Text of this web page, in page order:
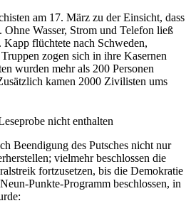
am 17. März zu der Einsicht, dass
Ohne Wasser, Strom und Telefon ließ
flüchtete nach Schweden,
zogen sich in ihre Kasernen
wurden mehr als 200 Personen
kamen 2000 Zivilisten ums
nicht enthalten
Beendigung des Putsches nicht nur
vielmehr beschlossen die
fortzusetzen, bis die Demokratie
Punkte-Programm beschlossen, in